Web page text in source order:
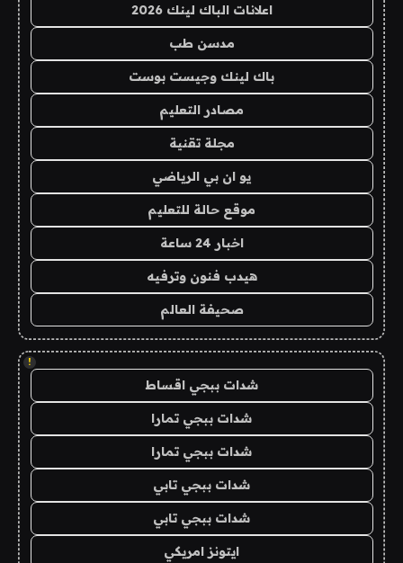
اعلانات الباك لينك 2026
مدسن طب
باك لينك وجيست بوست
مصادر التعليم
مجلة تقنية
يو ان بي الرياضي
موقع حالة للتعليم
اخبار 24 ساعة
هيدب فنون وترفيه
صحيفة العالم
!
شدات ببجي اقساط
شدات ببجي تمارا
شدات ببجي تمارا
شدات ببجي تابي
شدات ببجي تابي
ايتونز امريكي